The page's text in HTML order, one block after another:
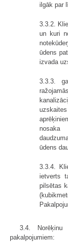
ilgāk par
3.3.2.
un kuri
ūdens
izvada
3.3.3.
nosaka
ūdens
3.3.4.
ietverts
pilsētas
3.4. Norēķinu
pakalpojumiem: